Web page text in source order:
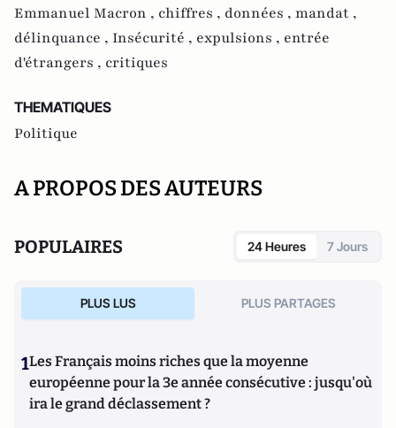
Emmanuel Macron , chiffres , données , mandat ,
délinquance , Insécurité , expulsions , entrée
d'étrangers , critiques
THEMATIQUES
Politique
A PROPOS DES AUTEURS
POPULAIRES 24 Heures 7 Jours
PLUS LUS PLUS PARTAGES
1Les Français moins riches que la moyenne
européenne pour la 3e année consécutive : jusqu'où
ira le grand déclassement ?